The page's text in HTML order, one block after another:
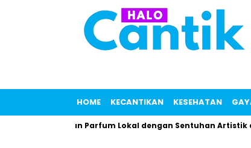
HOME KECANTIKAN KESEHATAN
Linarz Tawarkan Parfum Lokal dengan Sentuhan Artistik